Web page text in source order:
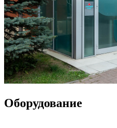
Оборудование